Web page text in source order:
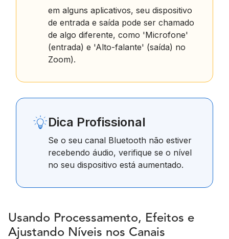
em alguns aplicativos, seu dispositivo
de entrada e saída pode ser chamado
de algo diferente, como 'Microfone'
(entrada) e 'Alto-falante' (saída) no
Zoom).
Dica Profissional
Se o seu canal Bluetooth não estiver
recebendo áudio, verifique se o nível
no seu dispositivo está aumentado.
Usando Processamento, Efeitos e
Ajustando Níveis nos Canais